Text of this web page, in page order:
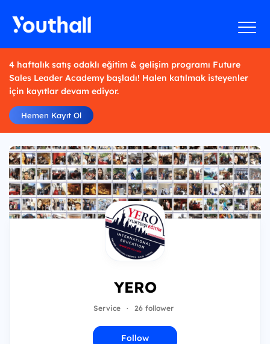
4 haftalık satış odaklı eğitim & gelişim programı Future
Sales Leader Academy başladı! Halen katılmak isteyenler
için kayıtlar devam ediyor.
Hemen Kayıt Ol
YERO
Service · 26 follower
Follow